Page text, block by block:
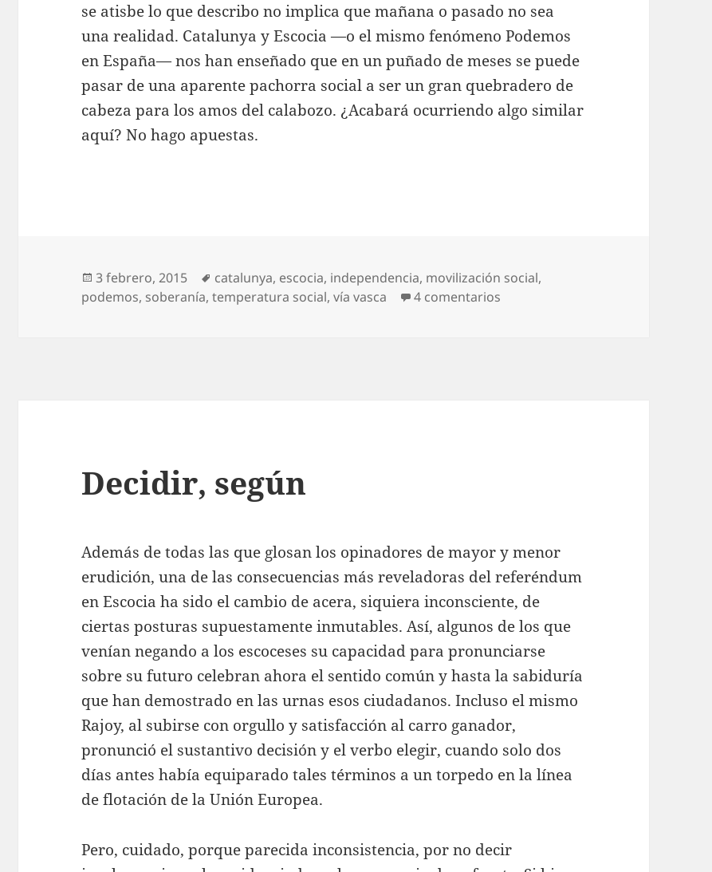
se atisbe lo que describo no implica que mañana o pasado no sea
una realidad. Catalunya y Escocia —o el mismo fenómeno Podemos
en España— nos han enseñado que en un puñado de meses se puede
pasar de una aparente pachorra social a ser un gran quebradero de
cabeza para los amos del calabozo. ¿Acabará ocurriendo algo similar
aquí? No hago apuestas.
Publicado
el
3 febrero, 2015 Etiquetas
catalunya, escocia, independencia, movilización social,
podemos, soberanía,temperatura social,vía vasca 4 comentarios
Decidir, según
Además de todas las que glosan los opinadores de mayor y menor
erudición, una de las consecuencias más reveladoras del referéndum
en Escocia ha sido el cambio de acera, siquiera inconsciente, de
ciertas posturas supuestamente inmutables. Así, algunos de los que
venían negando a los escoceses su capacidad para pronunciarse
sobre su futuro celebran ahora el sentido común y hasta la sabiduría
que han demostrado en las urnas esos ciudadanos. Incluso el mismo
Rajoy, al subirse con orgullo y satisfacción al carro ganador,
pronunció el sustantivo decisión y el verbo elegir, cuando solo dos
días antes había equiparado tales términos a un torpedo en la línea
de flotación de la Unión Europea.
Pero, cuidado, porque parecida inconsistencia, por no decir